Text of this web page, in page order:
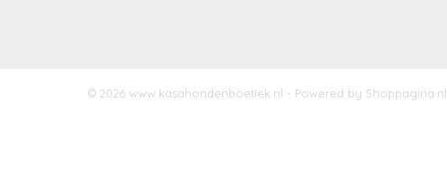
© 2026 www.kasahondenboetiek.nl - Powered by Shoppagina.nl